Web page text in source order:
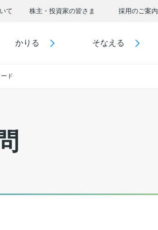
て 株主・投資家の皆さま 採用のご案内
かりる そなえる
ード